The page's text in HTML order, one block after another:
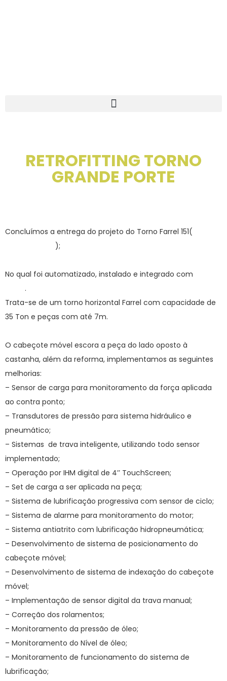
RETROFITTING TORNO
GRANDE PORTE
Concluímos a entrega do projeto do Torno Farrel 151(
);
No qual foi automatizado, instalado e integrado com
.
Trata-se de um torno horizontal Farrel com capacidade de
35 Ton e peças com até 7m.
O cabeçote móvel escora a peça do lado oposto à
castanha, além da reforma, implementamos as seguintes
melhorias:
– Sensor de carga para monitoramento da força aplicada
ao contra ponto;
– Transdutores de pressão para sistema hidráulico e
pneumático;
– Sistemas de trava inteligente, utilizando todo sensor
implementado;
– Operação por IHM digital de 4’’ TouchScreen;
– Set de carga a ser aplicada na peça;
– Sistema de lubrificação progressiva com sensor de ciclo;
– Sistema de alarme para monitoramento do motor;
– Sistema antiatrito com lubrificação hidropneumática;
– Desenvolvimento de sistema de posicionamento do
cabeçote móvel;
– Desenvolvimento de sistema de indexação do cabeçote
móvel;
– Implementação de sensor digital da trava manual;
– Correção dos rolamentos;
– Monitoramento da pressão de óleo;
– Monitoramento do Nível de óleo;
– Monitoramento de funcionamento do sistema de
lubrificação;